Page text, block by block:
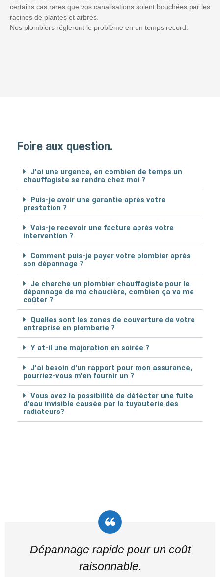
certains cas rares que vos canalisations soient bouchées par les
racines de plantes et arbres.
Nos plombiers régleront le problème en un temps record.
Foire aux question.
J'ai une urgence, en combien de temps un
chauffagiste se rendra chez moi ?
Puis-je avoir une garantie après votre
prestation ?
Vais-je recevoir une facture après votre
intervention ?
Comment puis-je payer votre plombier après
son dépannage ?
Je cherche un plombier chauffagiste pour le
dépannage de ma chaudière, combien ça va me
coûter ?
Quelles sont les zones de couverture de votre
entreprise en plomberie ?
Y at-il une majoration en soirée ?
J'ai besoin d'un rapport pour mon assurance,
pourriez-vous m'en fournir un ?
Vous avez la possibilité de détécter une fuite
d'eau invisible causée par la tuyauterie des
radiateurs?
Dépannage rapide pour un coût
raisonnable.